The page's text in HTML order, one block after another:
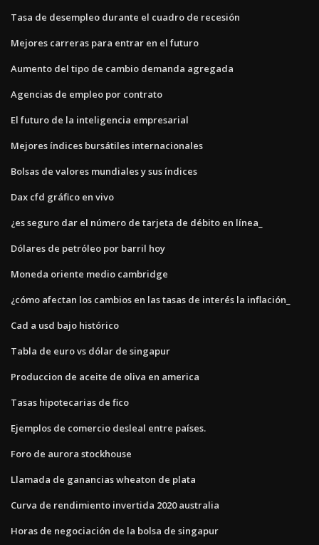
Tasa de desempleo durante el cuadro de recesión
Mejores carreras para entrar en el futuro
Aumento del tipo de cambio demanda agregada
Agencias de empleo por contrato
El futuro de la inteligencia empresarial
Mejores índices bursátiles internacionales
Bolsas de valores mundiales y sus índices
Dax cfd gráfico en vivo
¿es seguro dar el número de tarjeta de débito en línea_
Dólares de petróleo por barril hoy
Moneda oriente medio cambridge
¿cómo afectan los cambios en las tasas de interés la inflación_
Cad a usd bajo histórico
Tabla de euro vs dólar de singapur
Produccion de aceite de oliva en america
Tasas hipotecarias de fico
Ejemplos de comercio desleal entre países.
Foro de aurora stockhouse
Llamada de ganancias wheaton de plata
Curva de rendimiento invertida 2020 australia
Horas de negociación de la bolsa de singapur